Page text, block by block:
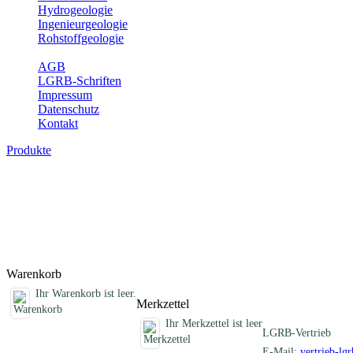
Hydrogeologie
Ingenieurgeologie
Rohstoffgeologie
AGB
LGRB-Schriften
Impressum
Datenschutz
Kontakt
Produkte
Warenkorb
Ihr Warenkorb ist leer.
Merkzettel
Ihr Merkzettel ist leer
LGRB-Vertrieb